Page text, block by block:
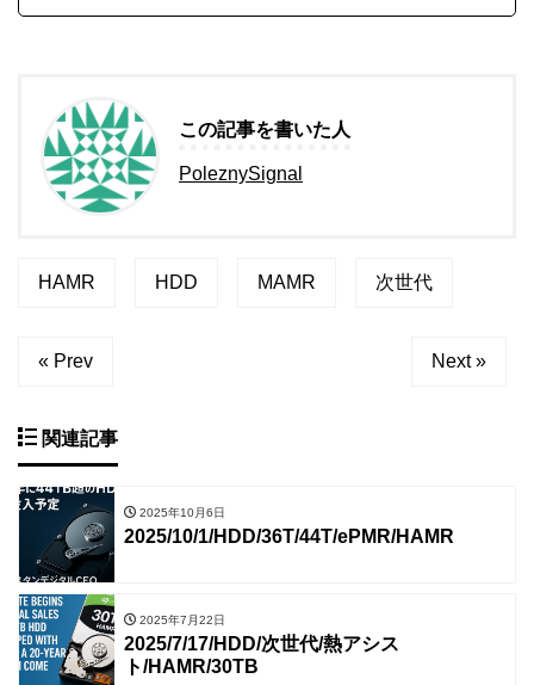
この記事を書いた人
PoleznySignal
HAMR HDD MAMR 次世代
« Prev Next »
関連記事
2025年10月6日
2025/10/1/HDD/36T/44T/ePMR/HAMR
2025年7月22日
2025/7/17/HDD/次世代/熱アシス
ト/HAMR/30TB